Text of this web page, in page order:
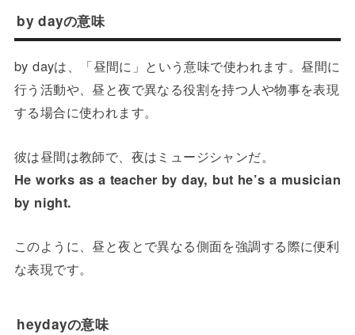
by dayの意味
by dayは、「昼間に」という意味で使われます。昼間に
行う活動や、昼と夜で異なる役割を持つ人や物事を表現
する場合に使われます。
彼は昼間は教師で、夜はミュージシャンだ。
He works as a teacher by day, but he’s a musician
by night.
このように、昼と夜とで異なる側面を強調する際に便利
な表現です。
heydayの意味